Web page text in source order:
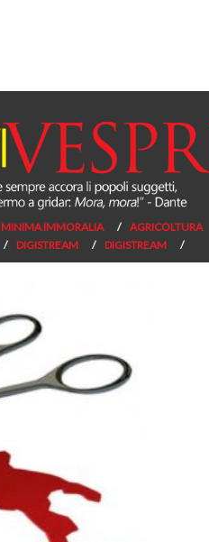
MINIMA IMMORALIA AGRICOLTURA
DIGISTREAM DIGISTREAM